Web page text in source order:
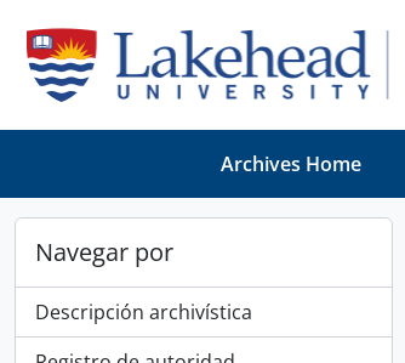
Archives Home
Navegar por
Descripción archivística